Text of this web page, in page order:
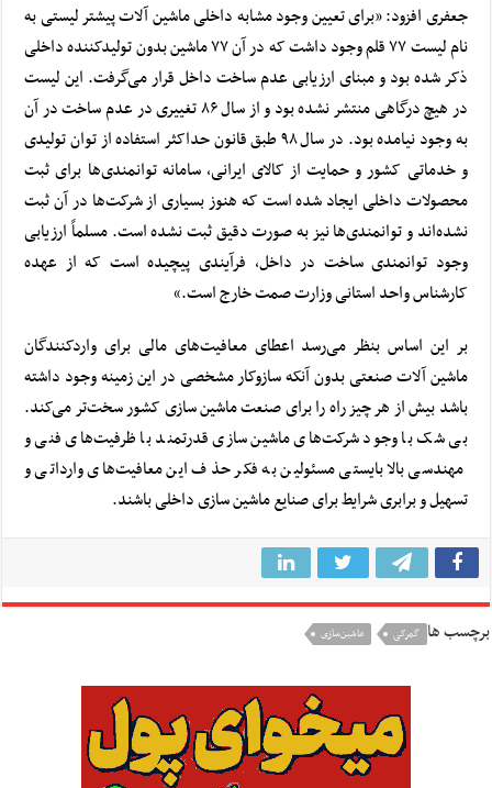
جعفری افزود: «برای تعیین وجود مشابه داخلی ماشین آلات پیشتر لیستی به
نام لیست ۷۷ قلم وجود داشت که در آن ۷۷ ماشین بدون تولیدکننده داخلی
ذکر شده بود و مبنای ارزیابی عدم ساخت داخل قرار می‌گرفت. این لیست
در هیچ درگاهی منتشر نشده بود و از سال ۸۶ تغییری در عدم ساخت در آن
به وجود نیامده بود. در سال ۹۸ طبق قانون حداکثر استفاده از توان تولیدی
و خدماتی کشور و حمایت از کالای ایرانی، سامانه توانمندی‌ها برای ثبت
محصولات داخلی ایجاد شده است که هنوز بسیاری از شرکت‌ها در آن ثبت
نشده‌اند و توانمندی‌ها نیز به صورت دقیق ثبت نشده است. مسلماً ارزیابی
وجود توانمندی ساخت در داخل، فرآیندی پیچیده است که از عهده
کارشناس واحد استانی وزارت صمت خارج است.»
بر این اساس بنظر می‌رسد اعطای معافیت‌های مالی برای واردکنندگان
ماشین آلات صنعتی بدون آنکه سازوکار مشخصی در این زمینه وجود داشته
باشد بیش از هر چیز راه را برای صنعت ماشین سازی کشور سخت‌تر می‌کند.
بی شک با وجود شرکت‌های ماشین سازی قدرتمند با ظرفیت‌های فنی و
مهندسی بالا بایستی مسئولین به فکر حذف این معافیت‌های وارداتی و
تسهیل و برابری شرایط برای صنایع ماشین سازی داخلی باشند.
برچسب ها گمرکی ماشین‌سازی